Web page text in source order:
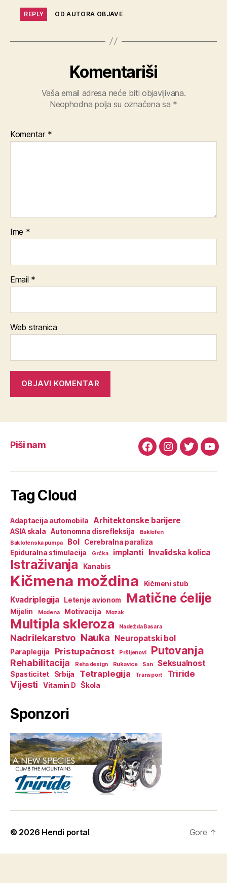
REPLY OD AUTORA OBJAVE
Komentariši
Vaša email adresa neće biti objavljivana.
Neophodna polja su označena sa *
Komentar *
Ime *
Email *
Web stranica
Piši nam
FacebookInstagram
Twitter
Tag Cloud
Adaptacija automobila Arhitektonske barijere
ASIA skala Autonomna disrefleksija
Baklofen
Baklofenska pumpa
Bol
Cerebralna paraliza
Epiduralna stimulacija
Grčka implanti Invalidska kolica
Istraživanja Kanabis
Kičmena moždina Kičmeni stub
Kvadriplegija Letenje avionom Matične ćelije
Mijelin Modena Motivacija Mozak
Multipla skleroza Nadežda Basara
Nadrilekarstvo Nauka Neuropatski bol
Paraplegija Pristupačnost Pršljenovi Putovanja
Rehabilitacija Reha design Rukavice San Seksualnost
Spasticitet Srbija Tetraplegija Transport Triride
Vijesti Vitamin D Škola
Sponzori
© 2026 Hendi portal Gore ↑